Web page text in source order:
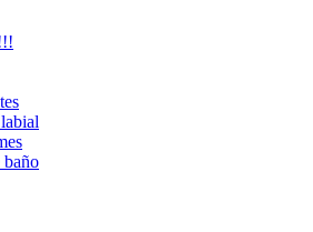
baño